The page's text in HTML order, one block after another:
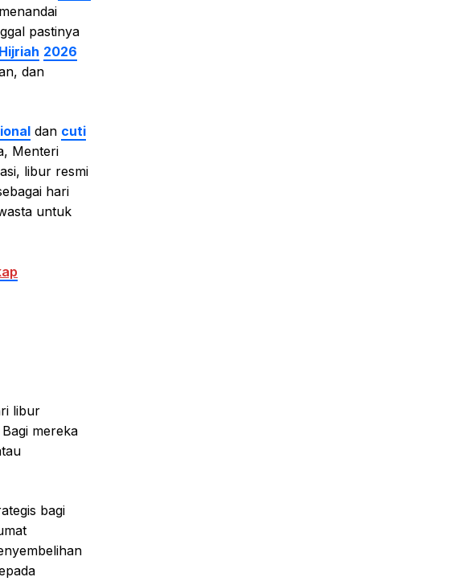
pastinya
2026
dan
dan cuti
Menteri
libur resmi
hari
untuk
libur
mereka
bagi